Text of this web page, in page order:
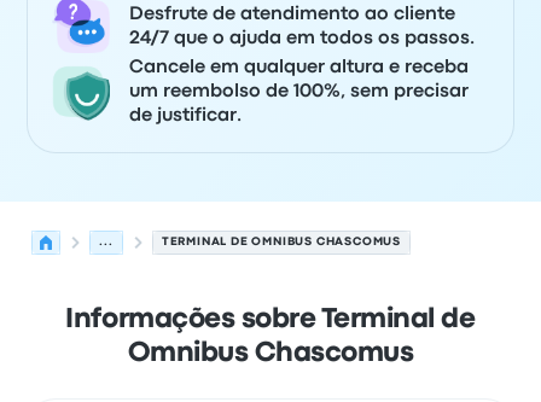
Desfrute de atendimento ao cliente
24/7 que o ajuda em todos os passos.
Cancele em qualquer altura e receba
um reembolso de 100%, sem precisar
de justificar.
... TERMINAL DE OMNIBUS CHASCOMUS
Informações sobre Terminal de
Omnibus Chascomus